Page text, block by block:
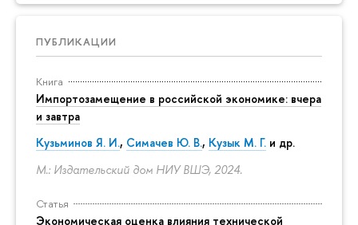
ПУБЛИКАЦИИ
Книга
Импортозамещение в российской экономике: вчера
и завтра
Кузьминов Я. И., Симачев Ю. В., Кузык М. Г. и др.
М.: Издательский дом НИУ ВШЭ, 2024.
Статья
Экономическая оценка влияния технической